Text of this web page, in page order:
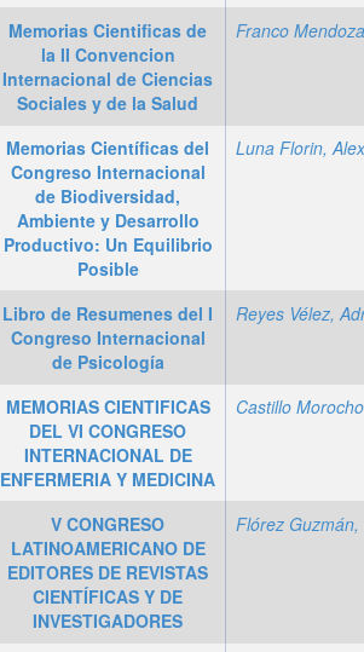
Memorias Cientificas de
la II Convencion
Internacional de Ciencias
Sociales y de la Salud
Franco
Memorias Científicas del
Congreso Internacional
de Biodiversidad,
Ambiente y Desarrollo
Productivo: Un Equilibrio
Posible
Luna Florin,
Libro de Resumenes del I
Congreso Internacional
de Psicología
MEMORIAS CIENTIFICAS
DEL VI CONGRESO
INTERNACIONAL DE
ENFERMERIA Y MEDICINA
V CONGRESO
LATINOAMERICANO DE
EDITORES DE REVISTAS
CIENTÍFICAS Y DE
INVESTIGADORES